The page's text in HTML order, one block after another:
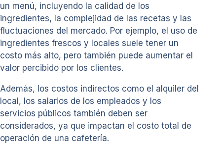
un menú, incluyendo la calidad de los
ingredientes, la complejidad de las recetas y las
fluctuaciones del mercado. Por ejemplo, el uso de
ingredientes frescos y locales suele tener un
costo más alto, pero también puede aumentar el
valor percibido por los clientes.
Además, los costos indirectos como el alquiler del
local, los salarios de los empleados y los
servicios públicos también deben ser
considerados, ya que impactan el costo total de
operación de una cafetería.